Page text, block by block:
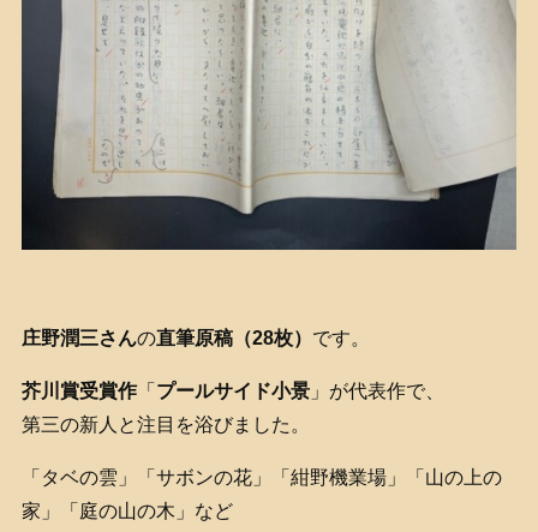
庄野潤三さんの直筆原稿（28枚） です。
芥川賞受賞作「 プールサイド小景」が代表作で、
第三の新人と注目を浴びました。
「タベの雲」「サボンの花」「紺野機業場」「山の上の
家」「庭の山の木」など